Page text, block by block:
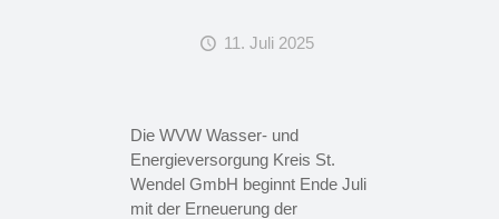
11. Juli 2025
Die WVW Wasser- und
Energieversorgung Kreis St.
Wendel GmbH beginnt Ende Juli
mit der Erneuerung der